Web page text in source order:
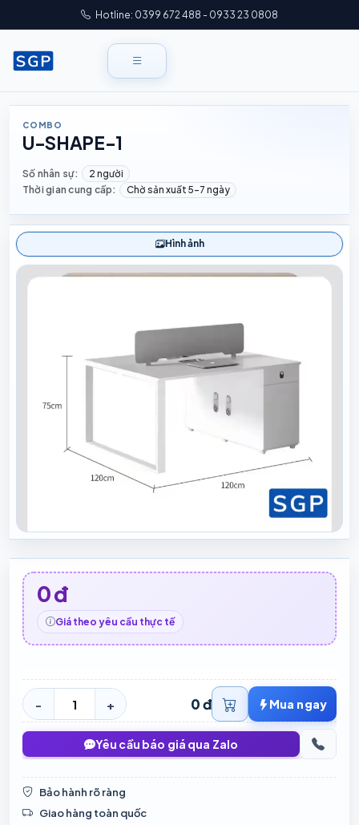
Hotline: 0399 672 488 - 0933 23 0808
COMBO
U-SHAPE-1
Số nhân sự:
2 người
Thời gian cung cấp:
Chờ sản xuất 5–7 ngày
Hình ảnh
0 đ
Giá theo yêu cầu thực tế
- + 0 đ Mua ngay
Yêu cầu báo giá qua Zalo
Bảo hành rõ ràng
Giao hàng toàn quốc